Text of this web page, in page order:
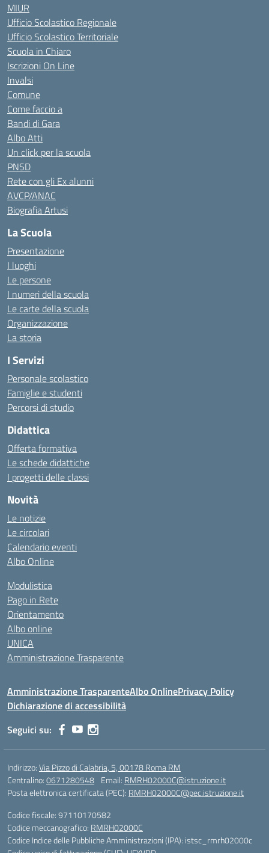
MIUR
Ufficio Scolastico Regionale
Ufficio Scolastico Territoriale
Scuola in Chiaro
Iscrizioni On Line
Invalsi
Comune
Come faccio a
Bandi di Gara
Albo Atti
Un click per la scuola
PNSD
Rete con gli Ex alunni
AVCP/ANAC
Biografia Artusi
La Scuola
Presentazione
I luoghi
Le persone
I numeri della scuola
Le carte della scuola
Organizzazione
La storia
I Servizi
Personale scolastico
Famiglie e studenti
Percorsi di studio
Didattica
Offerta formativa
Le schede didattiche
I progetti delle classi
Novità
Le notizie
Le circolari
Calendario eventi
Albo Online
Modulistica
Pago in Rete
Orientamento
Albo online
UNICA
Amministrazione Trasparente
Amministrazione TrasparenteAlbo OnlinePrivacy Policy
Dichiarazione di accessibilità
Seguici su:
Indirizzo:Via Pizzo di Calabria, 5, 00178 Roma RM
Centralino:0671280548 Email: RMRH02000C@istruzione.it
Posta elettronica certificata (PEC): RMRH02000C@pec.istruzione.it
Codice fiscale: 97110170582
Codice meccanografico: RMRH02000C
Codice Indice delle Pubbliche Amministrazioni (IPA): istsc_rmrh02000c